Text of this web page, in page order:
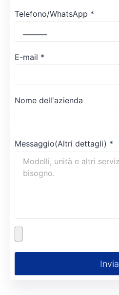
Telefono/WhatsApp *
E-mail *
Nome dell'azienda
Messaggio(Altri dettagli) *
Invia